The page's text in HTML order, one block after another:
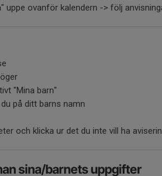
uppe ovanför kalendern -> följ
"Mina barn"
på ditt barns namn
och klicka ur det du inte vill ha
sina/barnets uppgifter